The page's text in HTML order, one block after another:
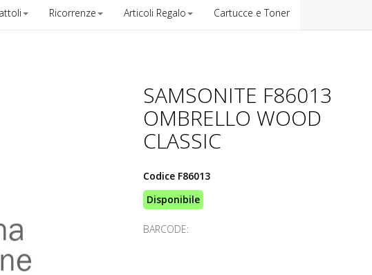
Ricorrenze Articoli Regalo Cartucce e Toner
SAMSONITE F86013
OMBRELLO WOOD
CLASSIC
Codice F86013
Disponibile
BARCODE: